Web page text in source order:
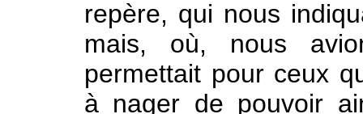
repère, qui nous
mais, où, nous
permettait pour ceux
à nager de pouvoir